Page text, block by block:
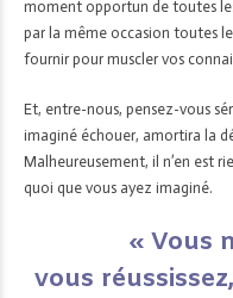
moment opportun de toutes
par la même occasion toutes
fournir pour muscler vos
Et, entre-nous, pensez-vous
imaginé échouer, amortira la
Malheureusement, il n’en est
quoi que vous ayez imaginé.
« Vous
vous